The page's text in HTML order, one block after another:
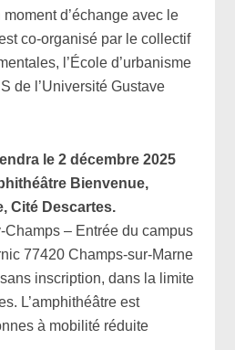
d’échange avec le
est co-organisé par lecollectif
, l’École d’urbanisme
de l’Université Gustave
le2 décembre 2025
Bienvenue,
Cité Descartes.
Champs – Entrée du campus
77420 Champs-sur-Marne
sans inscription, dans la limite
L’amphithéâtre est
à mobilité réduite